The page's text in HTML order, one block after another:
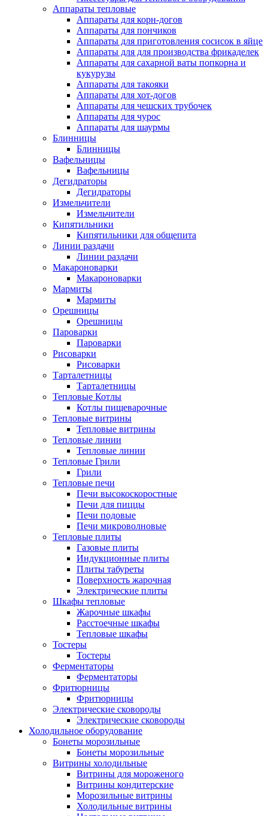
Аппараты тепловые
Аппараты для корн-догов
Аппараты для пончиков
Аппараты для приготовления сосисок в яйце
Аппараты для для производства фрикаделек
Аппараты для сахарной ваты попкорна и
кукурузы
Аппараты для такояки
Аппараты для хот-догов
Аппараты для чешских трубочек
Аппараты для чурос
Аппараты для шаурмы
Блинницы
Блинницы
Вафельницы
Вафельницы
Дегидраторы
Дегидраторы
Измельчители
Измельчители
Кипятильники
Кипятильники для общепита
Линии раздачи
Линии раздачи
Макароноварки
Макароноварки
Мармиты
Мармиты
Орешницы
Орешницы
Пароварки
Пароварки
Рисоварки
Рисоварки
Тарталетницы
Тарталетницы
Тепловые Котлы
Котлы пищеварочные
Тепловые витрины
Тепловые витрины
Тепловые линии
Тепловые линии
Тепловые Грили
Грили
Тепловые печи
Печи высокоскоростные
Печи для пиццы
Печи подовые
Печи микроволновые
Тепловые плиты
Газовые плиты
Индукционные плиты
Плиты табуреты
Поверхность жарочная
Электрические плиты
Шкафы тепловые
Жарочные шкафы
Расстоечные шкафы
Тепловые шкафы
Тостеры
Тостеры
Ферментаторы
Ферментаторы
Фритюрницы
Фритюрницы
Электрические сковороды
Электрические сковороды
Холодильное оборудование
Бонеты морозильные
Бонеты морозильные
Витрины холодильные
Витрины для мороженого
Витрины кондитерские
Морозильные витрины
Холодильные витрины